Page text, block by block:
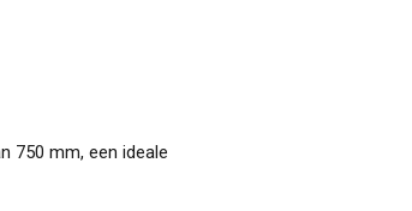
750 mm, een ideale